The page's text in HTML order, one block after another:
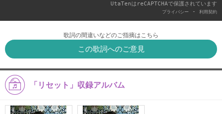
UtaTenはreCAPTCHAで保護されています
プライバシー - 利用契約
歌詞の間違いなどのご指摘はこちら
この歌詞へのご意見
「リセット」収録アルバム